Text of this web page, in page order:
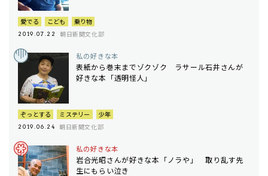
愛でる こども 乗り物
2019.07.22 朝日新聞文化部
私の好きな本
表紙から巻末までゾクゾク ラサール石井さんが
好きな本「透明怪人」
ぞっとする ミステリー 少年
2019.06.24 朝日新聞文化部
私の好きな本
岩合光昭さんが好きな本「ノラや」 取り乱す先
生にもらい泣き